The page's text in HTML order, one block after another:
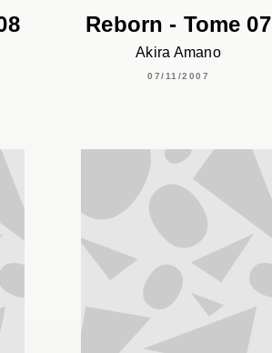
Reborn - Tome 07
Akira Amano
07/11/2007